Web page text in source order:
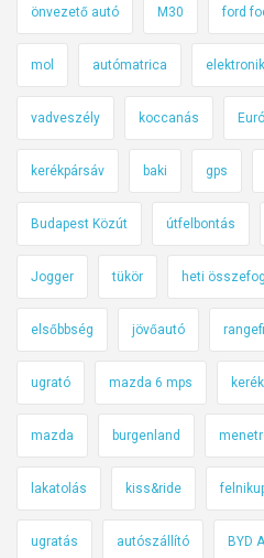
önvezető autó M30 ford
mol autómatrica
vadveszély koccanás
kerékpársáv baki gps
Budapest Közút útfelbontás
Jogger tükör heti
elsőbbség jövőautó
ugrató mazda 6 mps
mazda burgenland
lakatolás kiss&ride
ugratás autószállító BYD